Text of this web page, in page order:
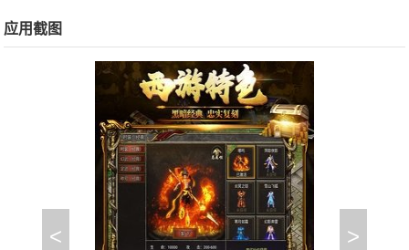
应用截图
< >